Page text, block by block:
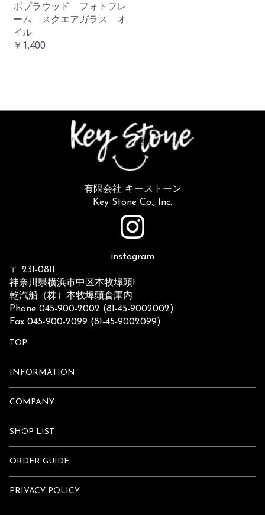
ポプラウッド フォトフレ
ーム スクエアガラス オ
イル
￥1,400
有限会社 キーストーン
Key Stone Co., Inc.
instagram
〒 231-0811
神奈川県横浜市中区本牧埠頭1
乾汽船（株）本牧埠頭倉庫内
Phone 045-900-2002 (81-45-9002002)
Fax 045-900-2099 (81-45-9002099)
TOP
INFORMATION
COMPANY
SHOP LIST
ORDER GUIDE
PRIVACY POLICY